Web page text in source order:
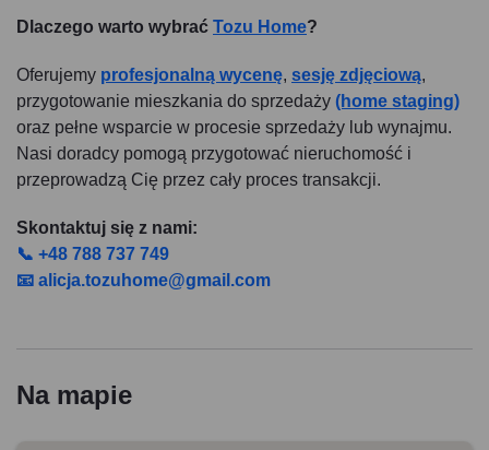
Dlaczego warto wybrać Tozu Home?
Oferujemy profesjonalną wycenę, sesję zdjęciową,
przygotowanie mieszkania do sprzedaży (home staging)
oraz pełne wsparcie w procesie sprzedaży lub wynajmu.
Nasi doradcy pomogą przygotować nieruchomość i
przeprowadzą Cię przez cały proces transakcji.
Skontaktuj się z nami:
📞 +48 788 737 749
📧 alicja.tozuhome@gmail.com
Na mapie